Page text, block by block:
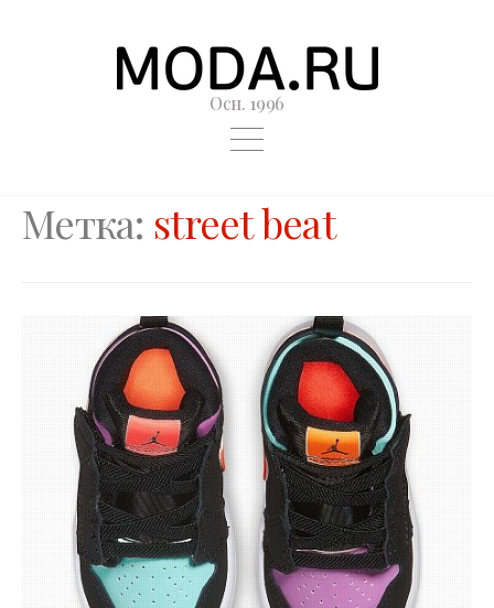
Осн. 1996
Метка: street beat